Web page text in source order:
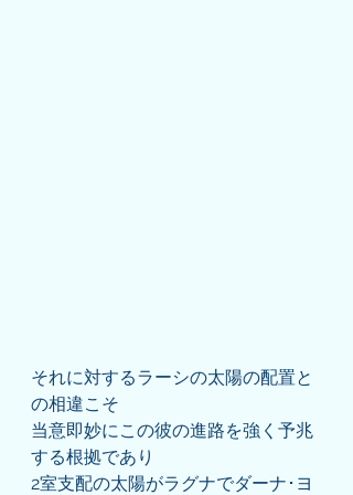
それに対するラーシの太陽の配置と
の相違こそ
当意即妙にこの彼の進路を強く予兆
する根拠であり
2室支配の太陽がラグナでダーナ･ヨ